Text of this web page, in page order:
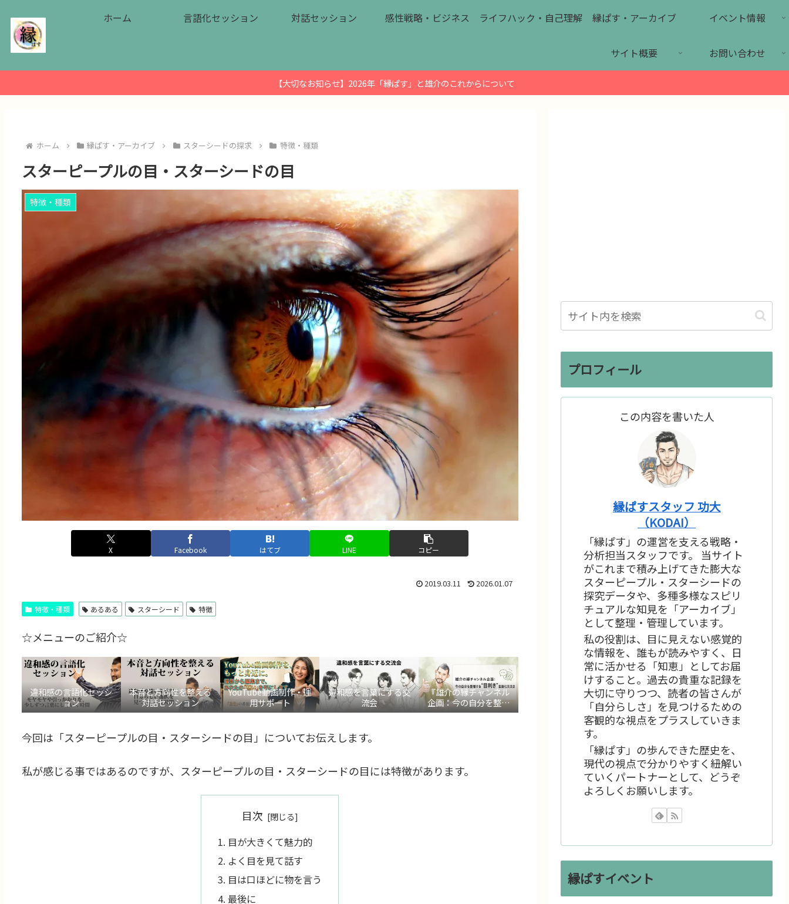
ホーム 言語化セッション 対話セッション 感性戦略・ビジネス ライフハック・自己理解 縁ぱす・アーカイブ イベント情報
サイト概要 お問い合わせ
【大切なお知らせ】2026年「縁ぱす」と雄介のこれからについて
ホーム 縁ぱす・アーカイブ スターシードの探求 特徴・種類
スターピープルの目・スターシードの目
特徴・種類
X Facebook はてブ LINE コピー
2019.03.11 2026.01.07
特徴・種類 あるある スターシード 特徴
☆メニューのご紹介☆
違和感の言語化セッシ
ョン
本音と方向性を整える
対話セッション
YouTube動画制作・運
用サポート
違和感を言葉にする交
流会
『雄介の縁チャンネル
企画：今の自分を整理
する“目利き”言語化交
今回は「スターピープルの目・スターシードの目」についてお伝えします。
私が感じる事ではあるのですが、スターピープルの目・スターシードの目には特徴があります。
目次
目が大きくて魅力的
よく目を見て話す
目は口ほどに物を言う
最後に
プロフィール
この内容を書いた人
縁ぱすスタッフ 功大
（KODAI）
「縁ぱす」の運営を支える戦略・
分析担当スタッフです。 当サイト
がこれまで積み上げてきた膨大な
スターピープル・スターシードの
探究データや、多種多様なスピリ
チュアルな知見を「アーカイブ」
として整理・管理しています。
私の役割は、目に見えない感覚的
な情報を、誰もが読みやすく、日
常に活かせる「知恵」としてお届
けすること。過去の貴重な記録を
大切に守りつつ、読者の皆さんが
「自分らしさ」を見つけるための
客観的な視点をプラスしていきま
す。
「縁ぱす」の歩んできた歴史を、
現代の視点で分かりやすく紐解い
ていくパートナーとして、どうぞ
よろしくお願いします。
縁ぱすイベント